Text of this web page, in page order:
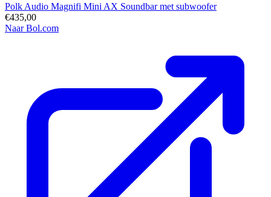
Polk Audio Magnifi Mini AX Soundbar met subwoofer
€435,00
Naar Bol.com